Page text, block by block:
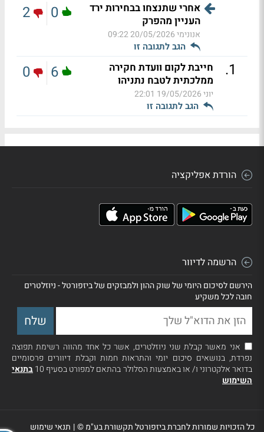
אחרי שתנצחו בבחירות ירד
העניין מהפרק
אנונימי20/05/2026 09:22
הגב לתגובה זו
0
2
1
.
חייבת לקום וועדת חקירה
ממלכתית לטבח נתניהו
יוני19/05/2026 22:01
הגב לתגובה זו
6
0
הורדת אפליקציה
הרשמה לדיוור
הירשם לסיכום היומי של שוק ההון ולמבזקים של ביזפורטל - ניוזלטרים
חובה לכל משקיע
אני מאשר קבלת שני ניוזלטרים, אשר כל אחד מהווה רשימת תפוצה
נפרדת, בנושאים סיכום יומי והתראות חמות וקבלת דיוורים פרסומיים
בדואר אלקטרוני ו/ או באמצעות הסלולר בהתאם למפורט בסעיף 10
בתנאי
השימוש
כל הזכויות שמורות לחברת ביזפורטל תקשורת בע"מ ©| תנאי שימוש